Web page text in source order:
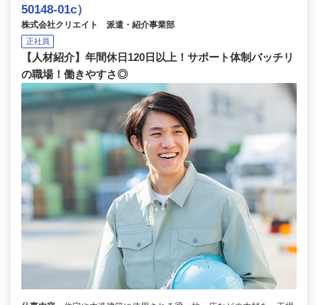
50148-01c）
株式会社クリエイト 派遣・紹介事業部
正社員
【人材紹介】年間休日120日以上！サポート体制バッチリ
の職場！働きやすさ◎